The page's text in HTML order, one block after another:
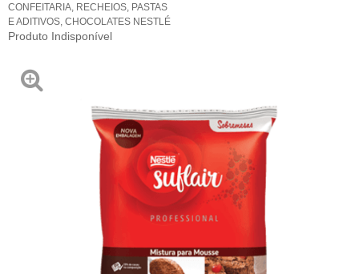
CONFEITARIA RECHEIOS, PASTAS
E ADITIVOS CHOCOLATES NESTLÉ
Produto Indisponível